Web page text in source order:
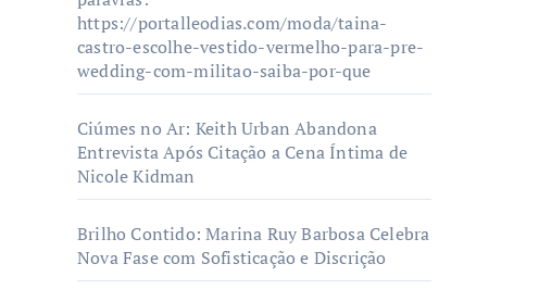
https://portalleodias.com/moda/taina-
castro-escolhe-vestido-vermelho-para-pre-
wedding-com-militao-saiba-por-que
Ciúmes no Ar: Keith Urban Abandona
Entrevista Após Citação a Cena Íntima de
Nicole Kidman
Brilho Contido: Marina Ruy Barbosa Celebra
Nova Fase com Sofisticação e Discrição